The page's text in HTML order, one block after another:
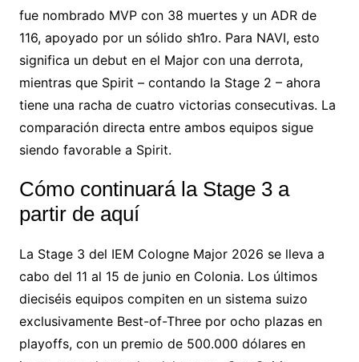
fue nombrado MVP con 38 muertes y un ADR de
116, apoyado por un sólido sh1ro. Para NAVI, esto
significa un debut en el Major con una derrota,
mientras que Spirit – contando la Stage 2 – ahora
tiene una racha de cuatro victorias consecutivas. La
comparación directa entre ambos equipos sigue
siendo favorable a Spirit.
Cómo continuará la Stage 3 a
partir de aquí
La Stage 3 del IEM Cologne Major 2026 se lleva a
cabo del 11 al 15 de junio en Colonia. Los últimos
dieciséis equipos compiten en un sistema suizo
exclusivamente Best-of-Three por ocho plazas en
playoffs, con un premio de 500.000 dólares en